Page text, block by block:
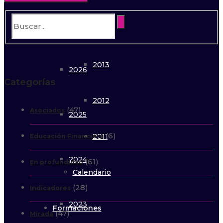
2013
2012
2011
Calendario
Formaciones
2026
2025
2024
2023
Categorías
Asociados (47)
Educación Financiera(6)
En profundidad(61)
Indicadores (28)
Mirada(47)